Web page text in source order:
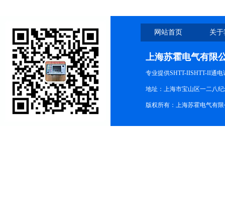
网站首页 关
上海苏霍电气有限
专业提供SHTT-IISHTT-II通
地址：上海市宝山区一二八纪
版权所有：上海苏霍电气有